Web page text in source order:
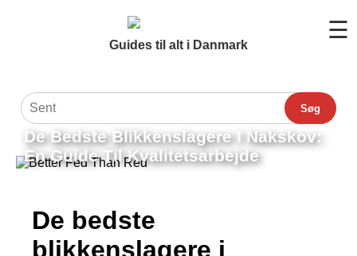
Guides til alt i Danmark
☰
Søg
De Bedste Blikkenslagere I Nakskov:
En Guide Til Kvalitetsarbejde
De bedste
blikkenslagere i